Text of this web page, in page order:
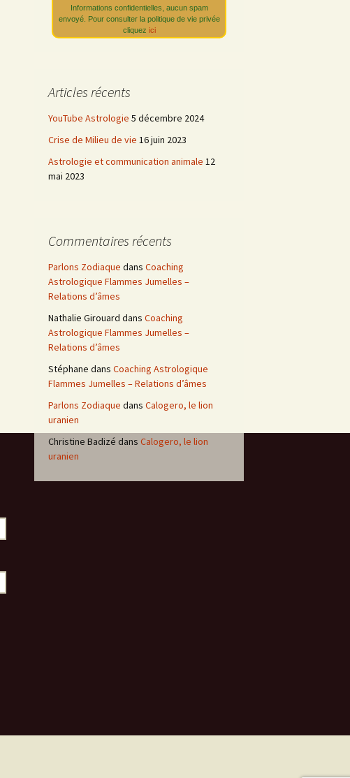
Informations confidentielles, aucun spam
envoyé. Pour consulter la politique de vie privée
cliquez ici
Articles récents
YouTube Astrologie 5 décembre 2024
Crise de Milieu de vie 16 juin 2023
Astrologie et communication animale 12
mai 2023
Commentaires récents
Parlons Zodiaque dans Coaching
Astrologique Flammes Jumelles –
Relations d’âmes
Nathalie Girouard dans Coaching
Astrologique Flammes Jumelles –
Relations d’âmes
Stéphane dans Coaching Astrologique
Flammes Jumelles – Relations d’âmes
Parlons Zodiaque dans Calogero, le lion
uranien
Christine Badizé dans Calogero, le lion
uranien